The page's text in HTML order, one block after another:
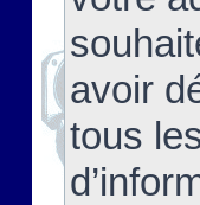
avoir
tous